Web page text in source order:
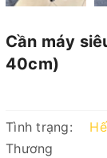
Cần máy
40cm)
Tình trạng:
Thương